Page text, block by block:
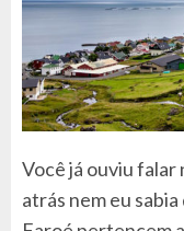
Você já ouviu falar
atrás nem eu